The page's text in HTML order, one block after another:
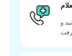
و